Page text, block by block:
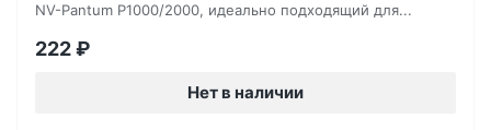
NV-Pantum P1000/2000, идеально подходящий для...
222₽
Нет в наличии